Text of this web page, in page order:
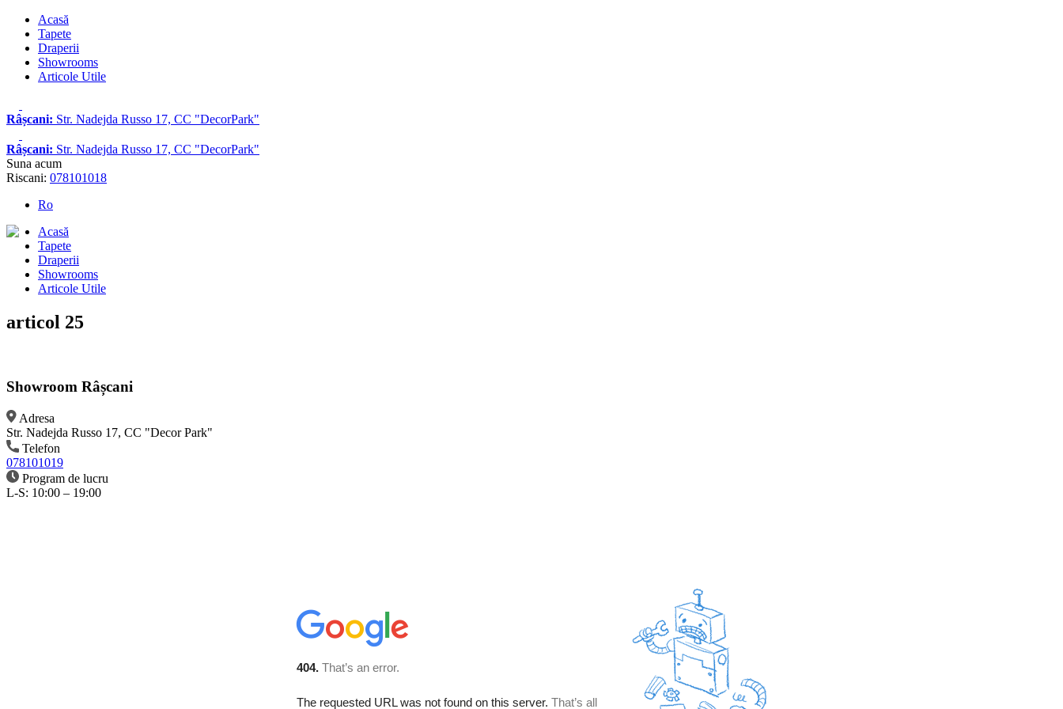
Acasă
Tapete
Draperii
Showrooms
Articole Utile
Râșcani: Str. Nadejda Russo 17, CC "DecorPark"
Râșcani: Str. Nadejda Russo 17, CC "DecorPark"
Suna acum
Riscani: 078101018
Ro
Acasă
Tapete
Draperii
Showrooms
Articole Utile
articol 25
Showroom Râșcani
Adresa
Str. Nadejda Russo 17, CC "Decor Park"
Telefon
078101019
Program de lucru
L-S: 10:00 – 19:00